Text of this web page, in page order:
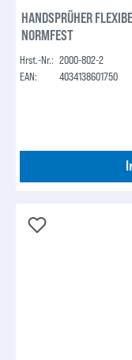
HANDSPRÜHER
NORMFEST
Hrst.-Nr.: 2000-802-2
EAN:
4034138601750